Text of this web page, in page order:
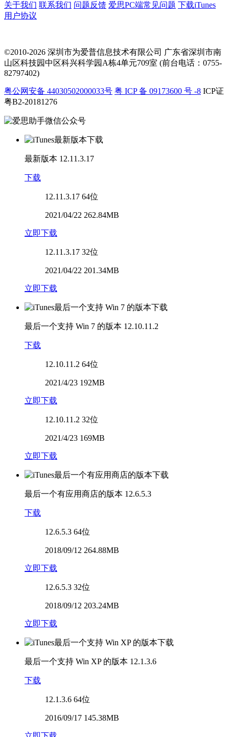
关于我们 联系我们 问题反馈 爱思PC端常见问题 下载iTunes
用户协议
©2010-2026 深圳市为爱普信息技术有限公司 广东省深圳市南
山区科技园中区科兴科学园A栋4单元709室 (前台电话：0755-
82797402)
粤公网安备 44030502000033号 粤 ICP 备 09173600 号 -8 ICP证
粤B2-20181276
最新版本 12.11.3.17
下载
12.11.3.17 64位
2021/04/22 262.84MB
立即下载
12.11.3.17 32位
2021/04/22 201.34MB
立即下载
最后一个支持 Win 7 的版本 12.10.11.2
下载
12.10.11.2 64位
2021/4/23 192MB
立即下载
12.10.11.2 32位
2021/4/23 169MB
立即下载
最后一个有应用商店的版本 12.6.5.3
下载
12.6.5.3 64位
2018/09/12 264.88MB
立即下载
12.6.5.3 32位
2018/09/12 203.24MB
立即下载
最后一个支持 Win XP 的版本 12.1.3.6
下载
12.1.3.6 64位
2016/09/17 145.38MB